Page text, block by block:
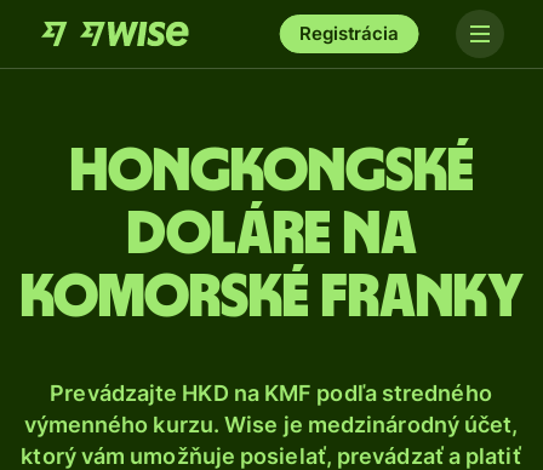
Registrácia
Hongkongské
doláre na
komorské franky
Prevádzajte HKD na KMF podľa stredného
výmenného kurzu. Wise je medzinárodný účet,
ktorý vám umožňuje posielať, prevádzať a platiť